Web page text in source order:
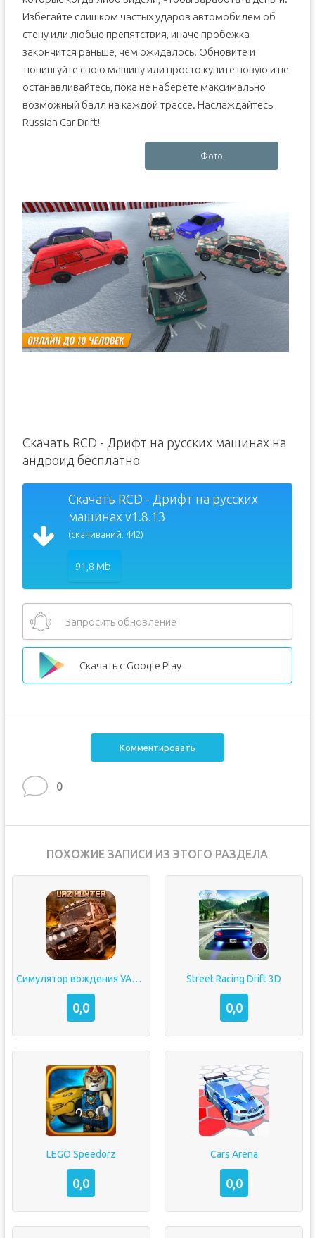
Избегайте слишком частых ударов автомобилем об
стену или любые препятствия, иначе пробежка
закончится раньше, чем ожидалось. Обновите и
тюнингуйте свою машину или просто купите новую и не
останавливайтесь, пока не наберете максимально
возможный балл на каждой трассе. Наслаждайтесь
Russian Car Drift!
Фото
Скачать RCD - Дрифт на русских машинах на
андроид бесплатно
Скачать RCD - Дрифт на русских
машинах v1.8.13
(скачиваний: 442)
91,8 Mb
Запросить обновление
Скачать с Google Play
Комментировать
0
ПОХОЖИЕ ЗАПИСИ ИЗ ЭТОГО РАЗДЕЛА
Симулятор вождения УАЗ Hunter
0,0
Street Racing Drift 3D
0,0
LEGO Speedorz
0,0
Cars Arena
0,0